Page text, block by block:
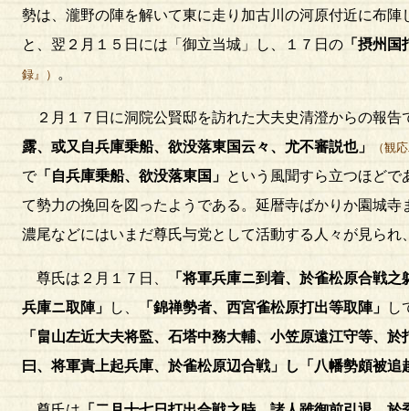
勢は、瀧野の陣を解いて東に走り加古川の河原付近に布陣
と、翌２月１５日には「御立当城」し、１７日の 「摂州
録』） 。
２月１７日に洞院公賢邸を訪れた大夫史清澄からの報告
露、或又自兵庫乗船、欲没落東国云々、尤不審説也」
（観
で「自兵庫乗船、欲没落東国」 という風聞すら立つほどで
て勢力の挽回を図ったようである。延暦寺ばかりか園城
濃尾などにはいまだ尊氏与党として活動する人々が見ら
尊氏は２月１７日、
「将軍兵庫ニ到着、於雀松原合戦之
兵庫ニ取陣」
し、 「錦禅勢者、西宮雀松原打出等取陣」
し
「畠山左近大夫将監、石塔中務大輔、小笠原遠江守等、於
曰、将軍責上起兵庫、於雀松原辺合戦」し「八幡勢頗被追